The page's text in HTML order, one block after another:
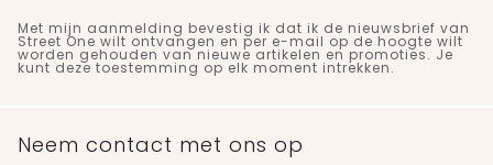
Met mijn aanmelding bevestig ik dat ik de nieuwsbrief van
Street One wilt ontvangen en per e-mail op de hoogte wilt
worden gehouden van nieuwe artikelen en promoties. Je
kunt deze toestemming op elk moment intrekken.
Neem contact met ons op